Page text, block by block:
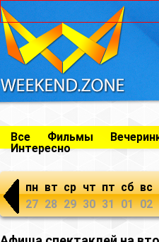
Все Фильмы
Интересно
пн
27
вт
28
ср
29
чт
30
пт
31
сб
01
вс
02